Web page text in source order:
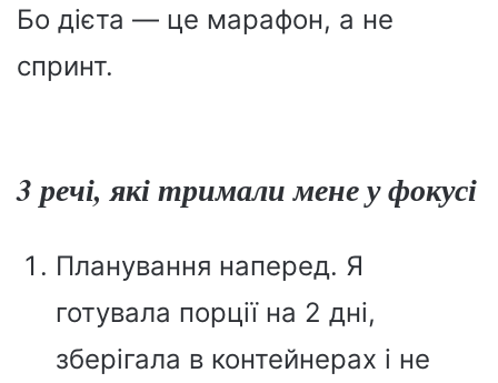
Бо дієта — це марафон, а не
спринт.
3 речі, які тримали мене у фокусі
Планування наперед. Я
готувала порції на 2 дні,
зберігала в контейнерах і не